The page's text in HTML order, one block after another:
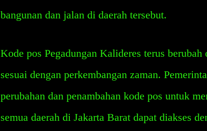
bangunan dan jalan di daerah tersebut.
Kode pos Pegadungan Kalideres terus berubah
sesuai dengan perkembangan zaman.
perubahan dan penambahan kode pos untuk
semua daerah di Jakarta Barat dapat diakses